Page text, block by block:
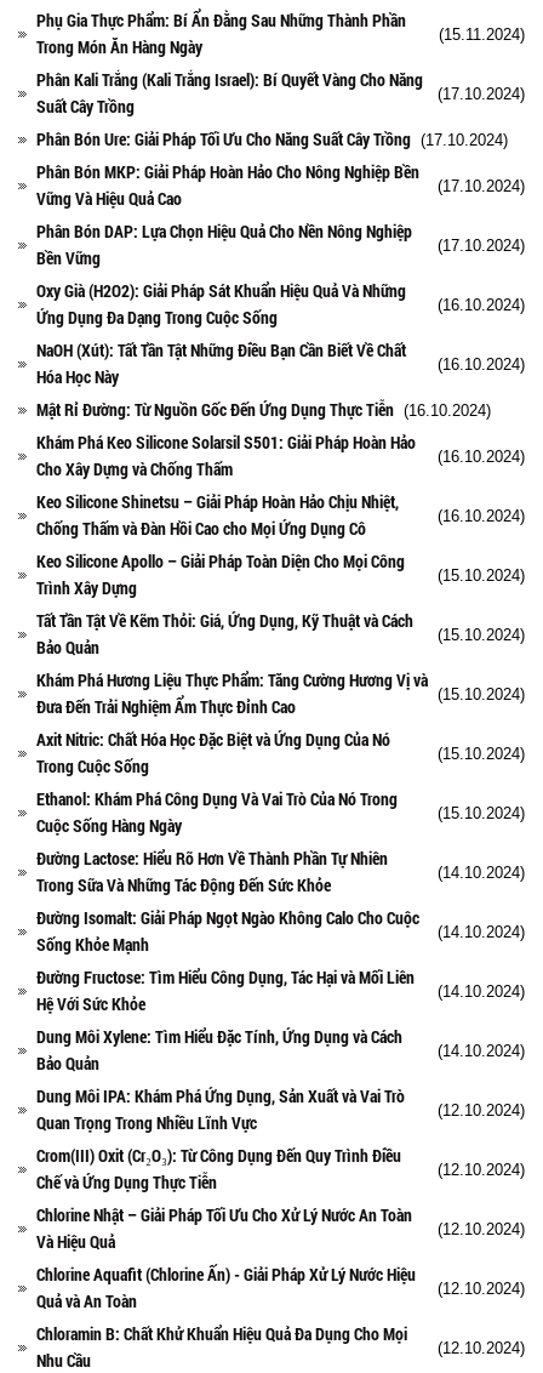
Phụ Gia Thực Phẩm: Bí Ẩn Đằng Sau Những Thành Phần
Trong Món Ăn Hàng Ngày
(15.11.2024)
Phân Kali Trắng (Kali Trắng Israel): Bí Quyết Vàng Cho Năng
Suất Cây Trồng
(17.10.2024)
Phân Bón Ure: Giải Pháp Tối Ưu Cho Năng Suất Cây Trồng (17.10.2024)
Phân Bón MKP: Giải Pháp Hoàn Hảo Cho Nông Nghiệp Bền
Vững Và Hiệu Quả Cao
(17.10.2024)
Phân Bón DAP: Lựa Chọn Hiệu Quả Cho Nền Nông Nghiệp
Bền Vững
(17.10.2024)
Oxy Già (H2O2): Giải Pháp Sát Khuẩn Hiệu Quả Và Những
Ứng Dụng Đa Dạng Trong Cuộc Sống
(16.10.2024)
NaOH (Xút): Tất Tần Tật Những Điều Bạn Cần Biết Về Chất
Hóa Học Này
(16.10.2024)
Mật Rỉ Đường: Từ Nguồn Gốc Đến Ứng Dụng Thực Tiễn (16.10.2024)
Khám Phá Keo Silicone Solarsil S501: Giải Pháp Hoàn Hảo
Cho Xây Dựng và Chống Thấm
(16.10.2024)
Keo Silicone Shinetsu – Giải Pháp Hoàn Hảo Chịu Nhiệt,
Chống Thấm và Đàn Hồi Cao cho Mọi Ứng Dụng Cô
(16.10.2024)
Keo Silicone Apollo – Giải Pháp Toàn Diện Cho Mọi Công
Trình Xây Dựng
(15.10.2024)
Tất Tần Tật Về Kẽm Thỏi: Giá, Ứng Dụng, Kỹ Thuật và Cách
Bảo Quản
(15.10.2024)
Khám Phá Hương Liệu Thực Phẩm: Tăng Cường Hương Vị và
Đưa Đến Trải Nghiệm Ẩm Thực Đỉnh Cao
(15.10.2024)
Axit Nitric: Chất Hóa Học Đặc Biệt và Ứng Dụng Của Nó
Trong Cuộc Sống
(15.10.2024)
Ethanol: Khám Phá Công Dụng Và Vai Trò Của Nó Trong
Cuộc Sống Hàng Ngày
(15.10.2024)
Đường Lactose: Hiểu Rõ Hơn Về Thành Phần Tự Nhiên
Trong Sữa Và Những Tác Động Đến Sức Khỏe
(14.10.2024)
Đường Isomalt: Giải Pháp Ngọt Ngào Không Calo Cho Cuộc
Sống Khỏe Mạnh
(14.10.2024)
Đường Fructose: Tìm Hiểu Công Dụng, Tác Hại và Mối Liên
Hệ Với Sức Khỏe
(14.10.2024)
Dung Môi Xylene: Tìm Hiểu Đặc Tính, Ứng Dụng và Cách
Bảo Quản
(14.10.2024)
Dung Môi IPA: Khám Phá Ứng Dụng, Sản Xuất và Vai Trò
Quan Trọng Trong Nhiều Lĩnh Vực
(12.10.2024)
Crom(III) Oxit (Cr₂O₃): Từ Công Dụng Đến Quy Trình Điều
Chế và Ứng Dụng Thực Tiễn
(12.10.2024)
Chlorine Nhật – Giải Pháp Tối Ưu Cho Xử Lý Nước An Toàn
Và Hiệu Quả
(12.10.2024)
Chlorine Aquafit (Chlorine Ấn) - Giải Pháp Xử Lý Nước Hiệu
Quả và An Toàn
(12.10.2024)
Chloramin B: Chất Khử Khuẩn Hiệu Quả Đa Dụng Cho Mọi
Nhu Cầu
(12.10.2024)